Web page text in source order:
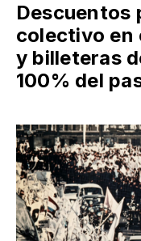
Descuentos
colectivo en
y billeteras
100% del